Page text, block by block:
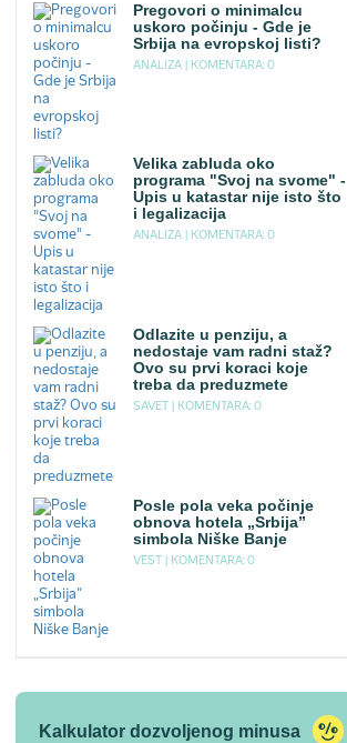
Pregovori o minimalcu
uskoro počinju - Gde je
Srbija na evropskoj listi?
ANALIZA | KOMENTARA: 0
Velika zabluda oko
programa "Svoj na svome" -
Upis u katastar nije isto što
i legalizacija
ANALIZA | KOMENTARA: 0
Odlazite u penziju, a
nedostaje vam radni staž?
Ovo su prvi koraci koje
treba da preduzmete
SAVET | KOMENTARA: 0
Posle pola veka počinje
obnova hotela „Srbija”
simbola Niške Banje
VEST | KOMENTARA: 0
Kalkulator dozvoljenog minusa